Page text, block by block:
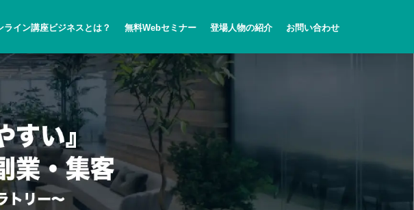
ライン講座ビジネスとは？ 無料Webセミナー 登場人物の紹介 お問い合わせ